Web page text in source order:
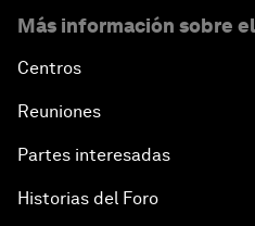
Más información sobre
Centros
Reuniones
Partes interesadas
Historias del Foro